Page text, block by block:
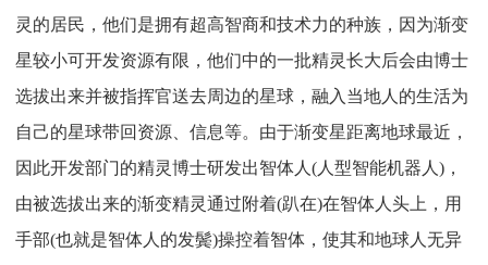
灵的居民，他们是拥有超高智商和技术力的种族，因为渐变
星较小可开发资源有限，他们中的一批精灵长大后会由博士
选拔出来并被指挥官送去周边的星球，融入当地人的生活为
自己的星球带回资源、信息等。由于渐变星距离地球最近，
因此开发部门的精灵博士研发出智体人(人型智能机器人)，
由被选拔出来的渐变精灵通过附着(趴在)在智体人头上，用
手部(也就是智体人的发鬓)操控着智体，使其和地球人无异